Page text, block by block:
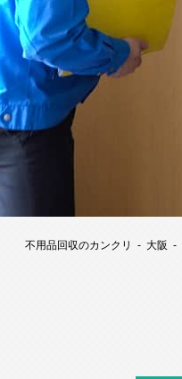
不用品回収のカンクリ 大阪